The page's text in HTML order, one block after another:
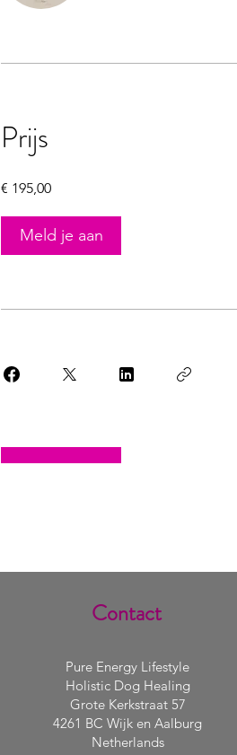
Prijs
€ 195,00
Meld je aan
Contact
Pure Energy Lifestyle
Holistic Dog Healing
Grote Kerkstraat 57
4261 BC Wijk en Aalburg
Netherlands